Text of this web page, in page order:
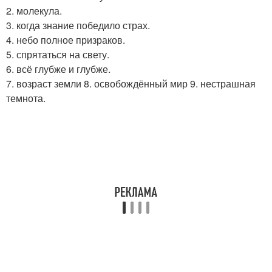
2. молекула.
3. когда знание победило страх.
4. небо полное призраков.
5. спрятаться на свету.
6. всё глубже и глубже.
7. возраст земли 8. освобождённый мир 9. нестрашная
темнота.